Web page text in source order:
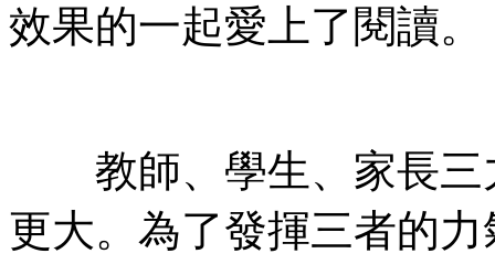
效果的一起愛上了閱讀。
教師、學生、家長三
更大。為了發揮三者的